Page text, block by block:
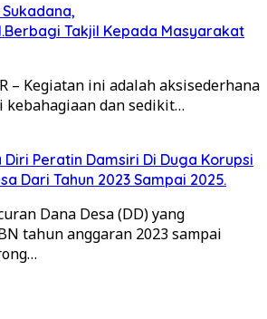
Takjil Kepada Masyarakat
– Kegiatan ini adalah aksisederhana
dan sedikit…
Peratin Damsiri Di Duga Korupsi
Dari Tahun 2023 Sampai 2025.
Dana Desa (DD) yang
tahun anggaran 2023 sampai